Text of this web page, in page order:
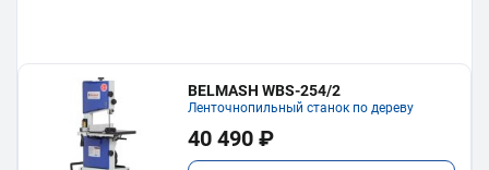
BELMASH WBS-254/2
Ленточнопильный станок по дереву
40 490 ₽